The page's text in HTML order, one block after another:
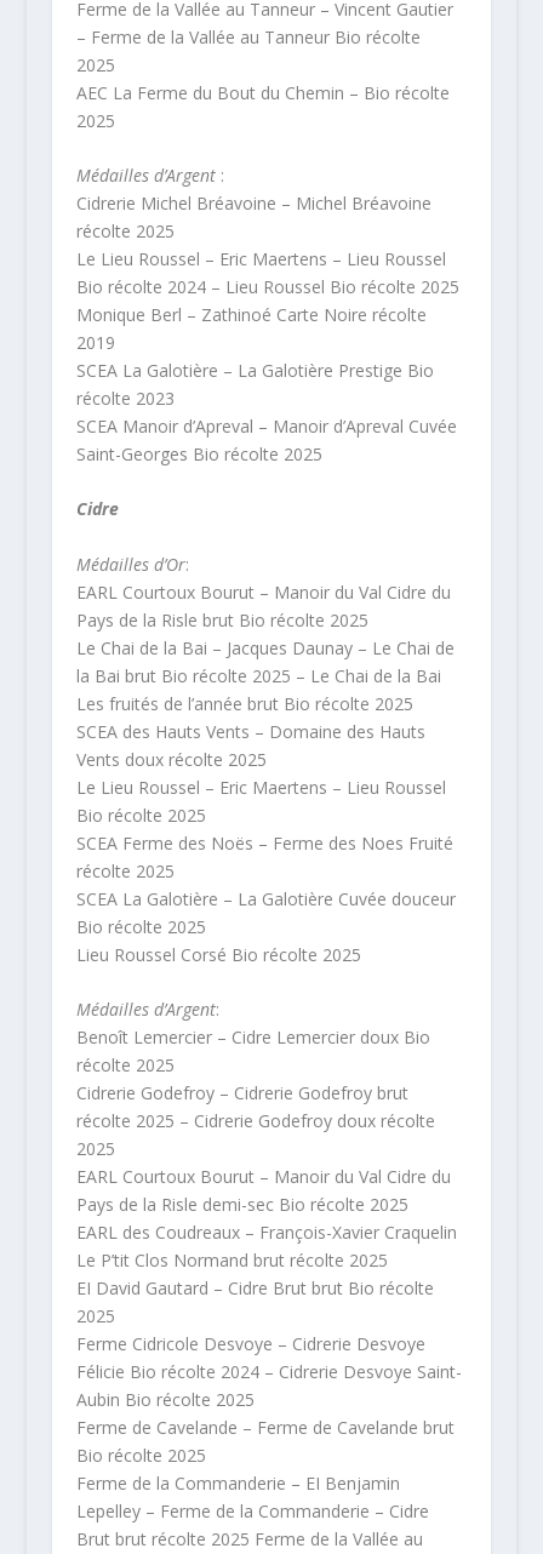
Ferme de la Vallée au Tanneur – Vincent Gautier
– Ferme de la Vallée au Tanneur Bio récolte
2025
AEC La Ferme du Bout du Chemin – Bio récolte
2025
Médailles d’Argent :
Cidrerie Michel Bréavoine – Michel Bréavoine
récolte 2025
Le Lieu Roussel – Eric Maertens – Lieu Roussel
Bio récolte 2024 – Lieu Roussel Bio récolte 2025
Monique Berl – Zathinoé Carte Noire récolte
2019
SCEA La Galotière – La Galotière Prestige Bio
récolte 2023
SCEA Manoir d’Apreval – Manoir d’Apreval Cuvée
Saint-Georges Bio récolte 2025
Cidre
Médailles d’Or:
EARL Courtoux Bourut – Manoir du Val Cidre du
Pays de la Risle brut Bio récolte 2025
Le Chai de la Bai – Jacques Daunay – Le Chai de
la Bai brut Bio récolte 2025 – Le Chai de la Bai
Les fruités de l’année brut Bio récolte 2025
SCEA des Hauts Vents – Domaine des Hauts
Vents doux récolte 2025
Le Lieu Roussel – Eric Maertens – Lieu Roussel
Bio récolte 2025
SCEA Ferme des Noës – Ferme des Noes Fruité
récolte 2025
SCEA La Galotière – La Galotière Cuvée douceur
Bio récolte 2025
Lieu Roussel Corsé Bio récolte 2025
Médailles d’Argent:
Benoît Lemercier – Cidre Lemercier doux Bio
récolte 2025
Cidrerie Godefroy – Cidrerie Godefroy brut
récolte 2025 – Cidrerie Godefroy doux récolte
2025
EARL Courtoux Bourut – Manoir du Val Cidre du
Pays de la Risle demi-sec Bio récolte 2025
EARL des Coudreaux – François-Xavier Craquelin
Le P’tit Clos Normand brut récolte 2025
EI David Gautard – Cidre Brut brut Bio récolte
2025
Ferme Cidricole Desvoye – Cidrerie Desvoye
Félicie Bio récolte 2024 – Cidrerie Desvoye Saint-
Aubin Bio récolte 2025
Ferme de Cavelande – Ferme de Cavelande brut
Bio récolte 2025
Ferme de la Commanderie – EI Benjamin
Lepelley – Ferme de la Commanderie – Cidre
Brut brut récolte 2025 Ferme de la Vallée au